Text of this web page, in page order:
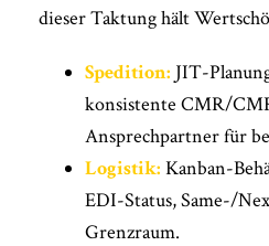
dieser Taktung hält
Spedition: JIT-
konsistente CMR/
Ansprechpartner für
Logistik: Kanban-
EDI-Status, Same-/
Grenzraum.